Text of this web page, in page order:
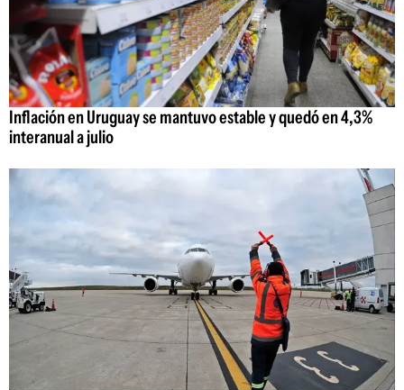
Inflación en Uruguay se mantuvo estable y quedó en 4,3%
interanual a julio